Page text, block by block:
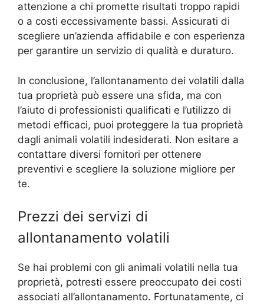
attenzione a chi promette risultati troppo rapidi
o a costi eccessivamente bassi. Assicurati di
scegliere un’azienda affidabile e con esperienza
per garantire un servizio di qualità e duraturo.
In conclusione, l’allontanamento dei volatili dalla
tua proprietà può essere una sfida, ma con
l’aiuto di professionisti qualificati e l’utilizzo di
metodi efficaci, puoi proteggere la tua proprietà
dagli animali volatili indesiderati. Non esitare a
contattare diversi fornitori per ottenere
preventivi e scegliere la soluzione migliore per
te.
Prezzi dei servizi di
allontanamento volatili
Se hai problemi con gli animali volatili nella tua
proprietà, potresti essere preoccupato dei costi
associati all’allontanamento. Fortunatamente, ci